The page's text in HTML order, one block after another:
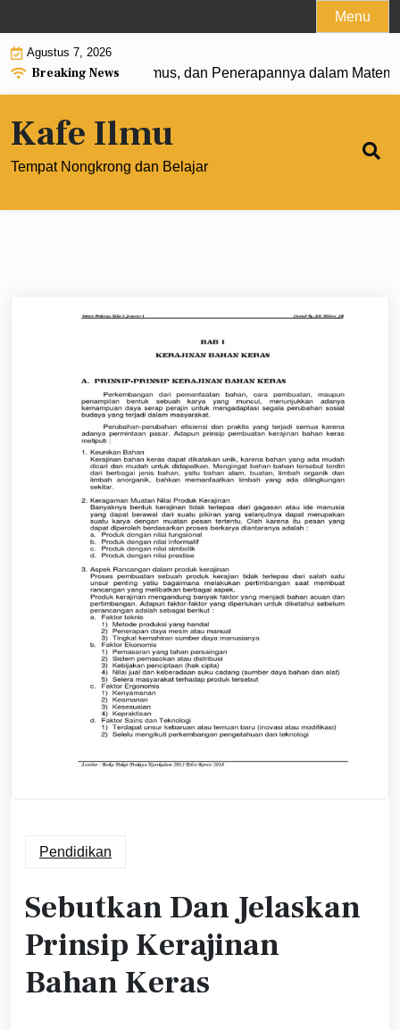
to
content
Menu
Agustus 7, 2026
Breaking News
0: Pengertian, Rumus, dan Penerapannya dalam
Kafe Ilmu
Tempat Nongkrong dan Belajar
Pendidikan
Sebutkan Dan Jelaskan
Prinsip Kerajinan
Bahan Keras